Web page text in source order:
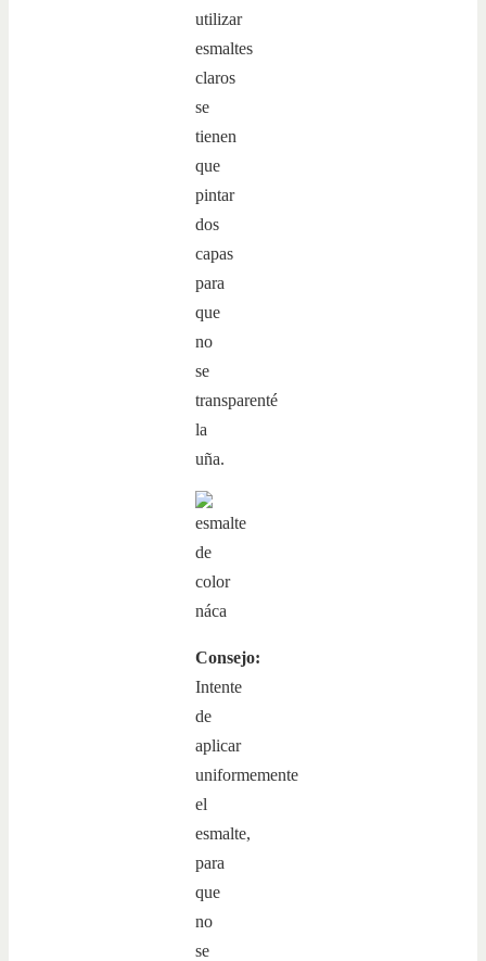
utilizar
esmaltes
claros
se
tienen
que
pintar
dos
capas
para
que
no
se
transparenté
la
uña.
Consejo:
Intente
de
aplicar
uniformemente
el
esmalte,
para
que
no
se